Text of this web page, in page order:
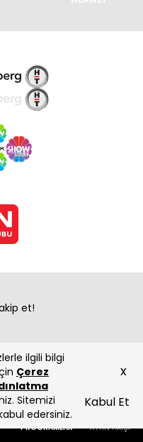
PROGRAMLAR YAYIN AKIŞI
ilgili bilgi
Çerez
Sitemizi
edersiniz.
Kabul Et
x
et!
A.Ş.